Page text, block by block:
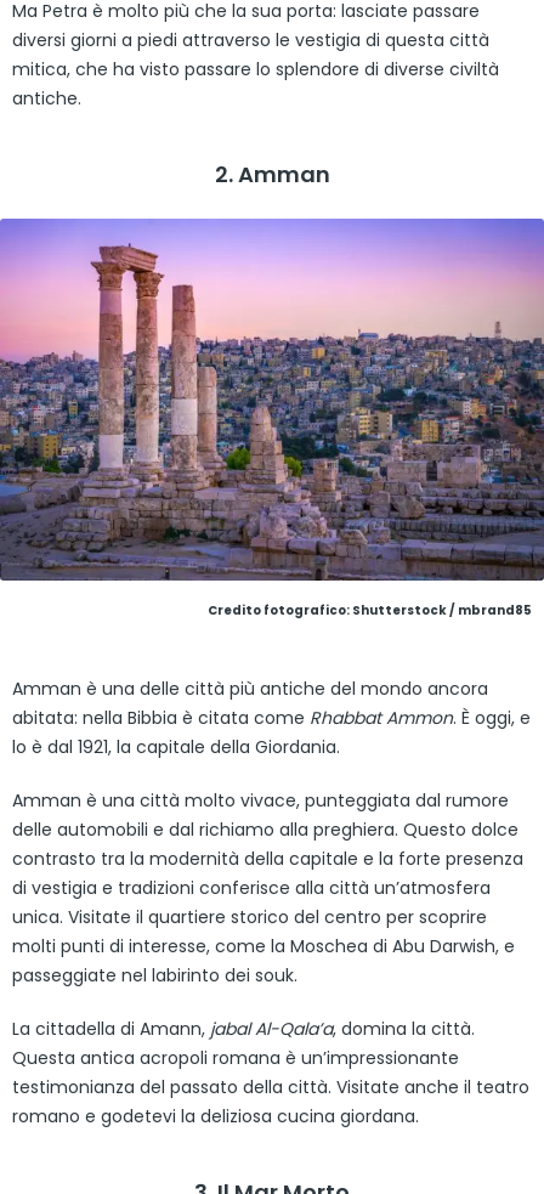
Ma Petra è molto più che la sua porta: lasciate passare
diversi giorni a piedi attraverso le vestigia di questa città
mitica, che ha visto passare lo splendore di diverse civiltà
antiche.
2. Amman
Credito fotografico: Shutterstock / mbrand85
Amman è una delle città più antiche del mondo ancora
abitata: nella Bibbia è citata come Rhabbat Ammon. È oggi, e
lo è dal 1921, la capitale della Giordania.
Amman è una città molto vivace, punteggiata dal rumore
delle automobili e dal richiamo alla preghiera. Questo dolce
contrasto tra la modernità della capitale e la forte presenza
di vestigia e tradizioni conferisce alla città un’atmosfera
unica. Visitate il quartiere storico del centro per scoprire
molti punti di interesse, come la Moschea di Abu Darwish, e
passeggiate nel labirinto dei souk.
La cittadella di Amann, jabal Al-Qala’a, domina la città.
Questa antica acropoli romana è un’impressionante
testimonianza del passato della città. Visitate anche il teatro
romano e godetevi la deliziosa cucina giordana.